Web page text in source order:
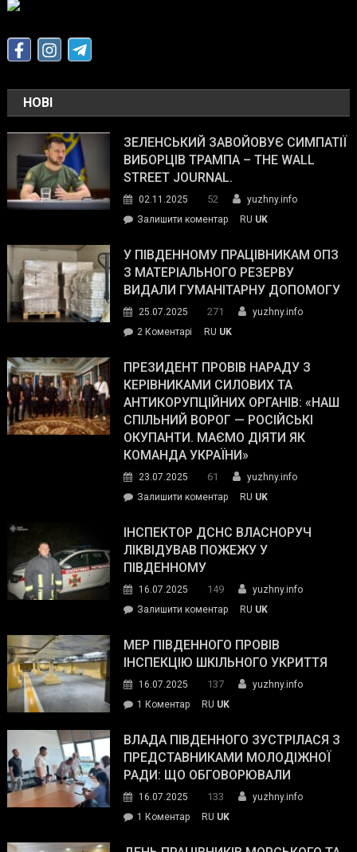
НОВІ
ЗЕЛЕНСЬКИЙ ЗАВОЙОВУЄ СИМПАТІЇ
ВИБОРЦІВ ТРАМПА – THE WALL
STREET JOURNAL.
02.11.2025 52
yuzhny.info
Залишити коментарon
завойовує
симпатії
виборців
The
Street
Journal.
RU UK
У ПІВДЕННОМУ ПРАЦІВНИКАМ ОПЗ
З МАТЕРІАЛЬНОГО РЕЗЕРВУ
ВИДАЛИ ГУМАНІТАРНУ ДОПОМОГУ
25.07.2025 271
yuzhny.info
2 Коментарі
Південному
працівникам
ОПЗ
з
матеріального
резерву
гуманітарну
допомогу
RU UK
ПРЕЗИДЕНТ ПРОВІВ НАРАДУ З
КЕРІВНИКАМИ СИЛОВИХ ТА
АНТИКОРУПЦІЙНИХ ОРГАНІВ: «НАШ
СПІЛЬНИЙ ВОРОГ — РОСІЙСЬКІ
ОКУПАНТИ. МАЄМО ДІЯТИ ЯК
КОМАНДА УКРАЇНИ»
23.07.2025 61
yuzhny.info
Залишити коментарon
провів
нараду
силових
та
органів:
«Наш
спільний
окупанти.
Маємо
діяти
команда
RU UK
ІНСПЕКТОР ДСНС ВЛАСНОРУЧ
ЛІКВІДУВАВ ПОЖЕЖУ У
ПІВДЕННОМУ
16.07.2025 149
yuzhny.info
Залишити коментарon
ДСНС
власноруч
пожежу
у
RU UK
МЕР ПІВДЕННОГО ПРОВІВ
ІНСПЕКЦІЮ ШКІЛЬНОГО УКРИТТЯ
16.07.2025 137
yuzhny.info
1 Коментардо
Південного
провів
інспекцію
RU UK
ВЛАДА ПІВДЕННОГО ЗУСТРІЛАСЯ З
ПРЕДСТАВНИКАМИ МОЛОДІЖНОЇ
РАДИ: ЩО ОБГОВОРЮВАЛИ
16.07.2025 133
yuzhny.info
1 Коментардо
RU UK